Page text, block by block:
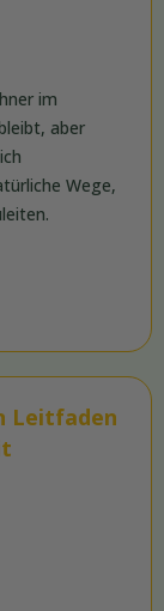
im
aber
Wege,
Leitfaden